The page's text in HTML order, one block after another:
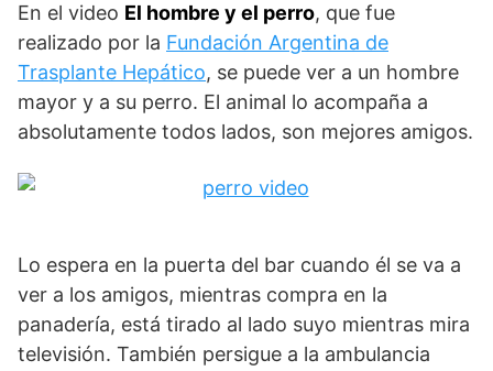
En el video El hombre y el perro, que fue
realizado por la Fundación Argentina de
Trasplante Hepático, se puede ver a un hombre
mayor y a su perro. El animal lo acompaña a
absolutamente todos lados, son mejores amigos.
Lo espera en la puerta del bar cuando él se va a
ver a los amigos, mientras compra en la
panadería, está tirado al lado suyo mientras mira
televisión. También persigue a la ambulancia